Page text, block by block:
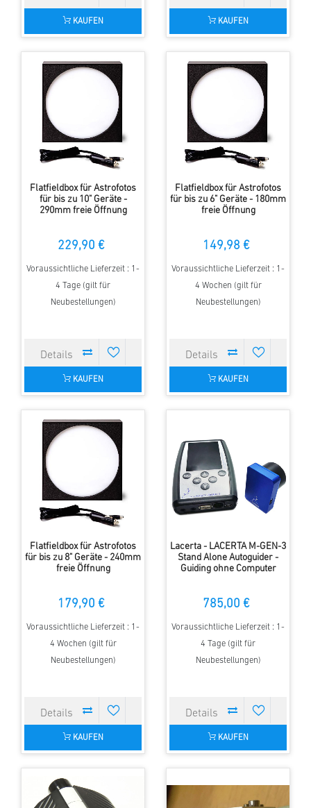
KAUFEN KAUFEN
Flatfieldbox für Astrofotos
für bis zu 10" Geräte -
290mm freie Öffnung
229,90 €
Voraussichtliche Lieferzeit : 1-
4 Tage (gilt für
Neubestellungen)
KAUFEN
Flatfieldbox für Astrofotos
für bis zu 6" Geräte - 180mm
freie Öffnung
149,98 €
Voraussichtliche Lieferzeit : 1-
4 Wochen (gilt für
Neubestellungen)
KAUFEN
Flatfieldbox für Astrofotos
für bis zu 8" Geräte - 240mm
freie Öffnung
179,90 €
Voraussichtliche Lieferzeit : 1-
4 Wochen (gilt für
Neubestellungen)
KAUFEN
Lacerta - LACERTA M-GEN-3
Stand Alone Autoguider -
Guiding ohne Computer
785,00 €
Voraussichtliche Lieferzeit : 1-
4 Tage (gilt für
Neubestellungen)
KAUFEN